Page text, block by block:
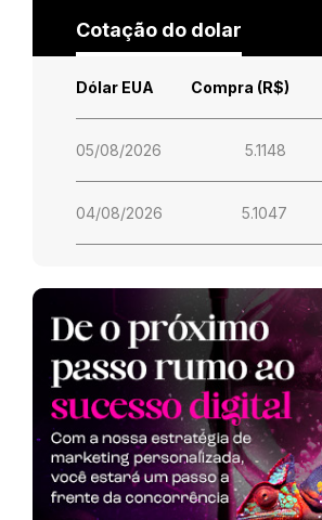
Cotação do dolar
Dólar EUA Compra (R$)
05/08/2026 5.1148
04/08/2026 5.1047